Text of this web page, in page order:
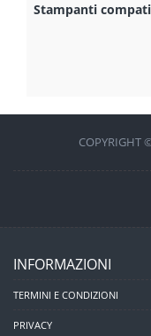
Stampanti
COPYRIGHT
INFORMAZIONI
TERMINI E CONDIZIONI
PRIVACY